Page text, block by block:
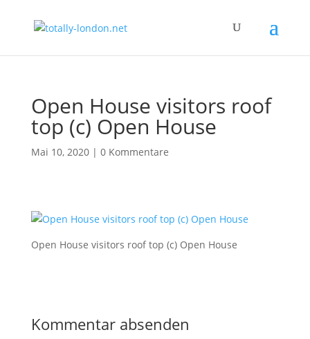
Open House visitors roof
top (c) Open House
Mai 10, 2020| 0 Kommentare
Open House visitors roof top (c) Open House
Kommentar absenden